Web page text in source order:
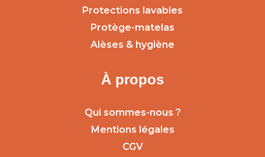
Protections lavables
Protège-matelas
Alèses & hygiène
À propos
Qui sommes-nous ?
Mentions légales
CGV